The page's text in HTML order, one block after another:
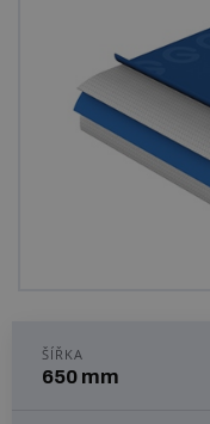
Další pryžové a
Centrum poptávek
ŠÍŘKA
650 mm